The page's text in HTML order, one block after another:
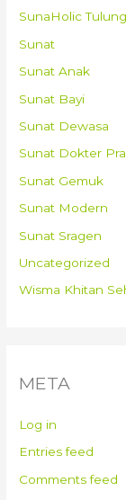
SunaHolic
Sunat
Sunat Anak
Sunat Bayi
Sunat Dewasa
Sunat Dokter
Sunat Gemuk
Sunat Modern
Sunat Sragen
Uncategorized
Wisma Khitan
META
Log in
Entries feed
Comments feed